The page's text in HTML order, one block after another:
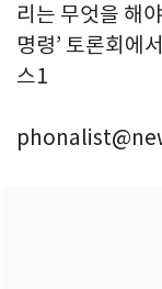
리는 무엇을 해
명령’ 토론회에
스1